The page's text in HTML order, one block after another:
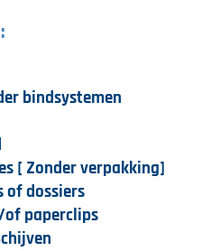
bindsystemen
[ Zonder verpakking]
of dossiers
of paperclips